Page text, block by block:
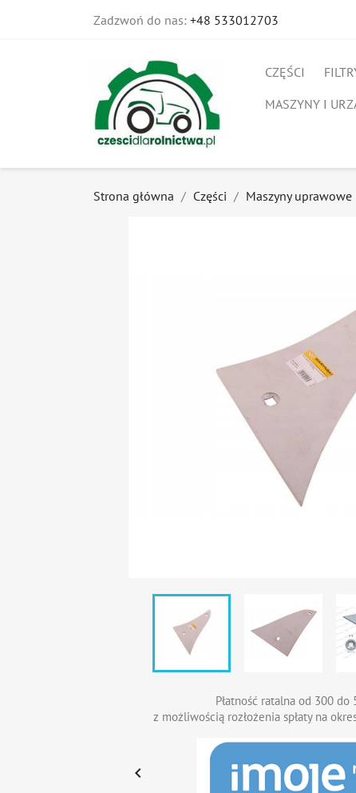
Zadzwoń do nas: +48 533012703
CZĘŚCI
MASZYNY I
Strona główna Części Maszyny uprawowe
Płatność ratalna od 300 do
z możliwością rozłożenia spłaty na
